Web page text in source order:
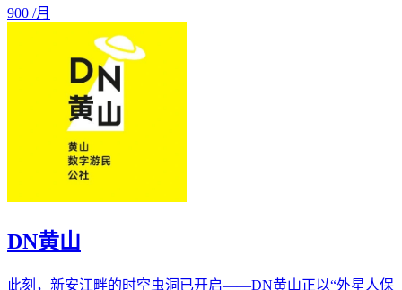
900 /月
DN黄山
此刻，新安江畔的时空虫洞已开启——DN黄山正以“外星人保